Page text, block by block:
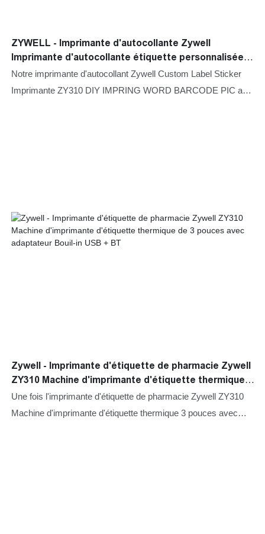
ZYWELL - Imprimante d'autocollante Zywell
Imprimante d'autocollante étiquette personnalisée
ZY310 Word Barcode PIC Thermal Imprimante
Notre imprimante d'autocollant Zywell Custom Label Sticker
Imprimante ZY310 DIY IMPRING WORD BARCODE PIC a
Zywell - Imprimante d'étiquette de pharmacie Zywell
ZY310 Machine d'imprimante d'étiquette thermique
de 3 pouces avec adaptateur Bouil-in USB + BT
Une fois l'imprimante d'étiquette de pharmacie Zywell ZY310
Machine d'imprimante d'étiquette thermique 3 pouces avec